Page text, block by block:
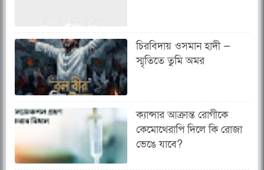
চিরবিদায় ওসমান হাদী —
স্মৃতিতে তুমি অমর
ক্যান্সার আক্রান্ত রোগীকে
কেমোথেরাপি দিলে কি রোজা
ভেঙে যাবে?